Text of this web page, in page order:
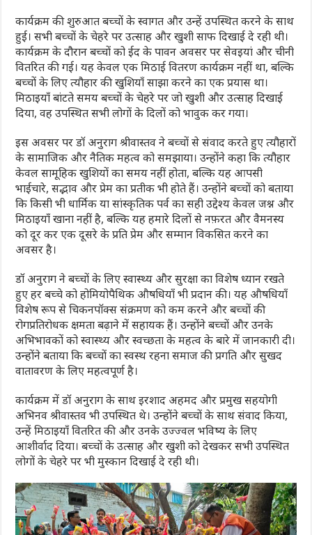
कार्यक्रम की शुरुआत बच्चों के स्वागत और उन्हें उपस्थित करने के साथ
हुई। सभी बच्चों के चेहरे पर उत्साह और खुशी साफ दिखाई दे रही थी।
कार्यक्रम के दौरान बच्चों को ईद के पावन अवसर पर सेवइयां और चीनी
वितरित की गई। यह केवल एक मिठाई वितरण कार्यक्रम नहीं था, बल्कि
बच्चों के लिए त्यौहार की खुशियाँ साझा करने का एक प्रयास था।
मिठाइयाँ बांटते समय बच्चों के चेहरे पर जो खुशी और उत्साह दिखाई
दिया, वह उपस्थित सभी लोगों के दिलों को भावुक कर गया।
इस अवसर पर डॉ अनुराग श्रीवास्तव ने बच्चों से संवाद करते हुए त्यौहारों
के सामाजिक और नैतिक महत्व को समझाया। उन्होंने कहा कि त्यौहार
केवल सामूहिक खुशियों का समय नहीं होता, बल्कि यह आपसी
भाईचारे, सद्भाव और प्रेम का प्रतीक भी होते हैं। उन्होंने बच्चों को बताया
कि किसी भी धार्मिक या सांस्कृतिक पर्व का सही उद्देश्य केवल जश्न और
मिठाइयाँ खाना नहीं है, बल्कि यह हमारे दिलों से नफ़रत और वैमनस्य
को दूर कर एक दूसरे के प्रति प्रेम और सम्मान विकसित करने का
अवसर है।
डॉ अनुराग ने बच्चों के लिए स्वास्थ्य और सुरक्षा का विशेष ध्यान रखते
हुए हर बच्चे को होमियोपैथिक औषधियाँ भी प्रदान की। यह औषधियाँ
विशेष रूप से चिकनपॉक्स संक्रमण को कम करने और बच्चों की
रोगप्रतिरोधक क्षमता बढ़ाने में सहायक हैं। उन्होंने बच्चों और उनके
अभिभावकों को स्वास्थ्य और स्वच्छता के महत्व के बारे में जानकारी दी।
उन्होंने बताया कि बच्चों का स्वस्थ रहना समाज की प्रगति और सुखद
वातावरण के लिए महत्वपूर्ण है।
कार्यक्रम में डॉ अनुराग के साथ इरशाद अहमद और प्रमुख सहयोगी
अभिनव श्रीवास्तव भी उपस्थित थे। उन्होंने बच्चों के साथ संवाद किया,
उन्हें मिठाइयाँ वितरित की और उनके उज्ज्वल भविष्य के लिए
आशीर्वाद दिया। बच्चों के उत्साह और खुशी को देखकर सभी उपस्थित
लोगों के चेहरे पर भी मुस्कान दिखाई दे रही थी।